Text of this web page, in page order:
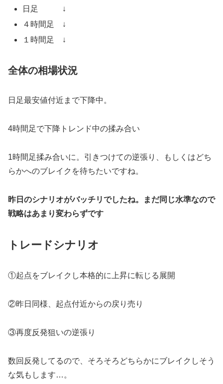
日足 ↓
４時間足 ↓
１時間足 ↓
全体の相場状況
日足最安値付近まで下降中。
4時間足で下降トレンド中の揉み合い
1時間足揉み合いに。引きつけての逆張り、もしくはどち
らかへのブレイクを待ちたいですね。
昨日のシナリオがバッチリでしたね。まだ同じ水準なので
戦略はあまり変わらずです
トレードシナリオ
①起点をブレイクし本格的に上昇に転じる展開
②昨日同様、起点付近からの戻り売り
③再度反発狙いの逆張り
数回反発してるので、そろそろどちらかにブレイクしそう
な気もします…。